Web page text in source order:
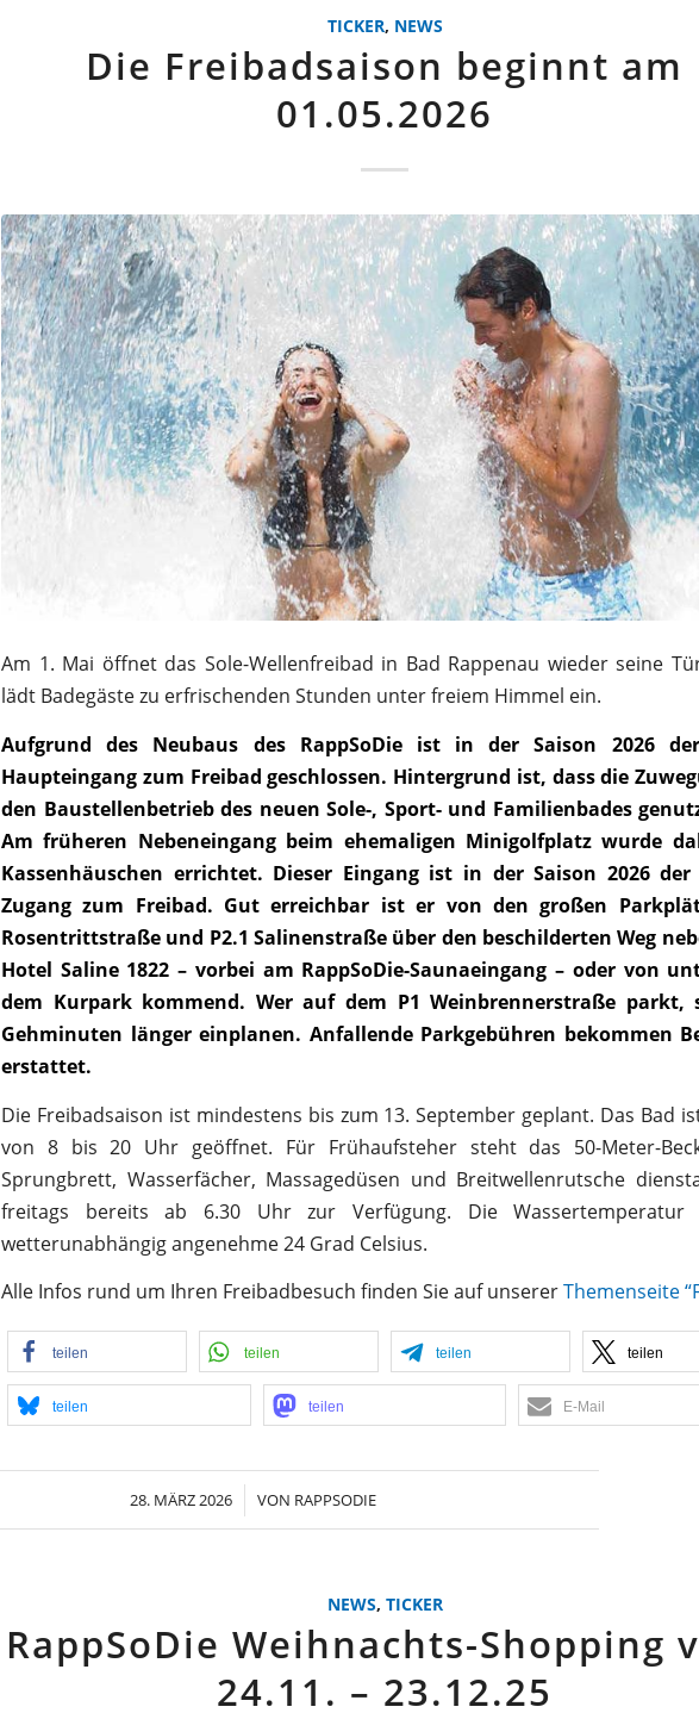
TICKER, NEWS
Die Freibadsaison beginnt am
01.05.2026
Am 1. Mai öffnet das Sole-Wellenfreibad in Bad Rappenau wieder seine
lädt Badegäste zu erfrischenden Stunden unter freiem Himmel ein.
Aufgrund des Neubaus des RappSoDie ist in der Saison 2026
Haupteingang zum Freibad geschlossen. Hintergrund ist, dass die
den Baustellenbetrieb des neuen Sole-, Sport- und Familienbades
Am früheren Nebeneingang beim ehemaligen Minigolfplatz wurde
Kassenhäuschen errichtet. Dieser Eingang ist in der Saison 2026 der
Zugang zum Freibad. Gut erreichbar ist er von den großen
Rosentrittstraße und P2.1 Salinenstraße über den beschilderten Weg
Hotel Saline 1822 – vorbei am RappSoDie-Saunaeingang – oder von
dem Kurpark kommend. Wer auf dem P1 Weinbrennerstraße parkt,
Gehminuten länger einplanen. Anfallende Parkgebühren bekommen
erstattet.
Die Freibadsaison ist mindestens bis zum 13. September geplant. Das Bad
von 8 bis 20 Uhr geöffnet. Für Frühaufsteher steht das 50-Meter-
Sprungbrett, Wasserfächer, Massagedüsen und Breitwellenrutsche
freitags bereits ab 6.30 Uhr zur Verfügung. Die Wassertemperatur
wetterunabhängig angenehme 24 Grad Celsius.
Alle Infos rund um Ihren Freibadbesuch finden Sie auf unsererThemenseite
teilen teilen teilen teilen
teilen teilen E-Mail
28. MÄRZ 2026
/ VON RAPPSODIE
NEWS, TICKER
RappSoDie Weihnachts-Shopping
24.11. – 23.12.25